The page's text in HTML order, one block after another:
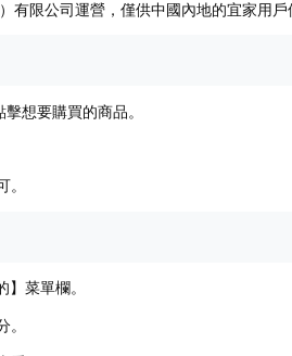
有限公司運營，僅供中國內地的宜家用戶
想要購買的商品。
】菜單欄。